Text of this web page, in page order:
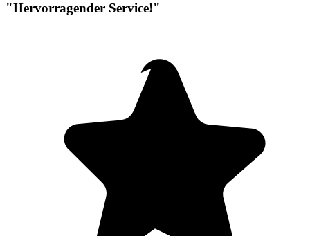
"Hervorragender Service!"